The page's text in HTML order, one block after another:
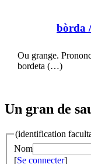
bòrda
Ou grange.
bordeta (…)
Un gran de
(identification
Nom
[Se connecter]